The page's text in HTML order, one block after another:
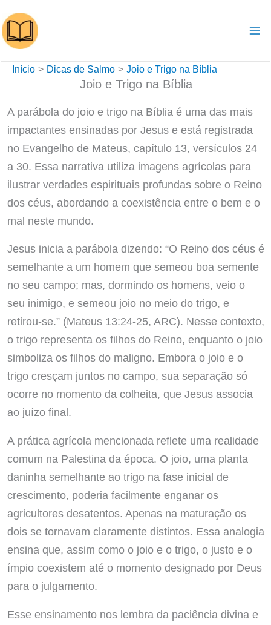
para
o
conteúdo
Início Dicas de Salmo Joio e Trigo na Bíblia
Joio e Trigo na Bíblia
A parábola do joio e trigo na Bíblia é uma das mais
impactantes ensinadas por Jesus e está registrada
no Evangelho de Mateus, capítulo 13, versículos 24
a 30. Essa narrativa utiliza imagens agrícolas para
ilustrar verdades espirituais profundas sobre o Reino
dos céus, abordando a coexistência entre o bem e o
mal neste mundo.
Jesus inicia a parábola dizendo: “O Reino dos céus é
semelhante a um homem que semeou boa semente
no seu campo; mas, dormindo os homens, veio o
seu inimigo, e semeou joio no meio do trigo, e
retirou-se.” (Mateus 13:24-25, ARC). Nesse contexto,
o trigo representa os filhos do Reino, enquanto o joio
simboliza os filhos do maligno. Embora o joio e o
trigo cresçam juntos no campo, sua separação só
ocorre no momento da colheita, que Jesus associa
ao juízo final.
A prática agrícola mencionada reflete uma realidade
comum na Palestina da época. O joio, uma planta
daninha semelhante ao trigo na fase inicial de
crescimento, poderia facilmente enganar os
agricultores desatentos. Apenas na maturação os
dois se tornavam claramente distintos. Essa analogia
ensina que, assim como o joio e o trigo, o justo e o
ímpio coexistem até o momento designado por Deus
para o julgamento.
Esse ensinamento nos lembra da paciência divina e